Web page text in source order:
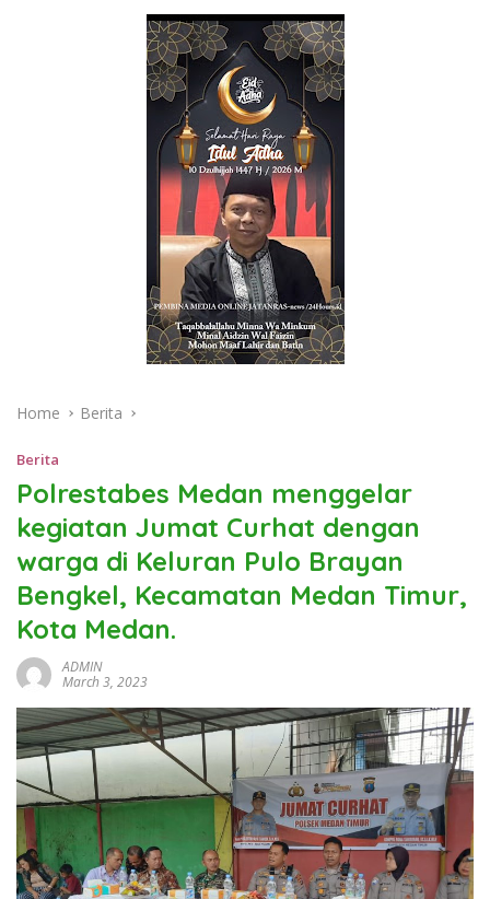
Home Berita
Berita
Polrestabes Medan menggelar
kegiatan Jumat Curhat dengan
warga di Keluran Pulo Brayan
Bengkel, Kecamatan Medan Timur,
Kota Medan.
ADMIN
March 3, 2023